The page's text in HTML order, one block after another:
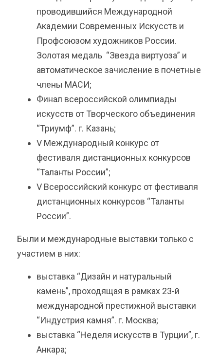
проводившийся Международной
Академии Современных Искусств и
Профсоюзом художников России.
Золотая медаль “Звезда виртуоза” и
автоматическое зачисление в почетные
члены МАСИ;
Финал всероссийской олимпиады
искусств от Творческого объединения
“Триумф”. г. Казань;
V Международный конкурс от
фестиваля дистанционных конкурсов
“Таланты России”;
V Всероссийский конкурс от фестиваля
дистанционных конкурсов “Таланты
России”.
Были и международные выставки только с
участием в них:
выставка “Дизайн и натуральный
камень”, проходящая в рамках 23-й
международной престижной выставки
“Индустрия камня”. г. Москва;
выставка “Неделя искусств в Турции”, г.
Анкара;